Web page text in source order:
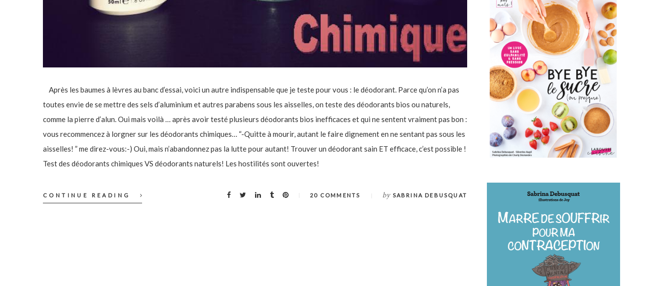
Après les baumes à lèvres au banc d’essai, voici un autre indispensable que je teste pour vous : le déodorant. Parce qu’on n’a pas
toutes envie de se mettre des sels d’aluminium et autres parabens sous les aisselles, on teste des déodorants bios ou naturels,
comme la pierre d’alun. Oui mais voilà … après avoir testé plusieurs déodorants bios inefficaces et qui ne sentent vraiment pas bon :
vous recommencez à lorgner sur les déodorants chimiques… “-Quitte à mourir, autant le faire dignement en ne sentant pas sous les
aisselles! ” me direz-vous:-) Oui, mais n’abandonnez pas la lutte pour autant! Trouver un déodorant sain ET efficace, c’est possible !
Test des déodorants chimiques VS déodorants naturels! Les hostilités sont ouvertes!
CONTINUE READING 20 COMMENTS by SABRINA DEBUSQUAT